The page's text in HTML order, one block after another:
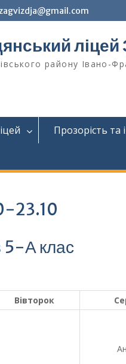
району Івано-
Прозорість та
23.10
5-А клас
Вівторок